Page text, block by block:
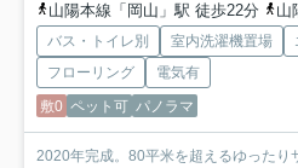
山陽本線「岡山」駅 徒歩22分
山
バス・トイレ別 室内洗濯機置場
フローリング
電気有
敷0 ペット可 パノラマ
2020年完成。80平米を超えるゆったり